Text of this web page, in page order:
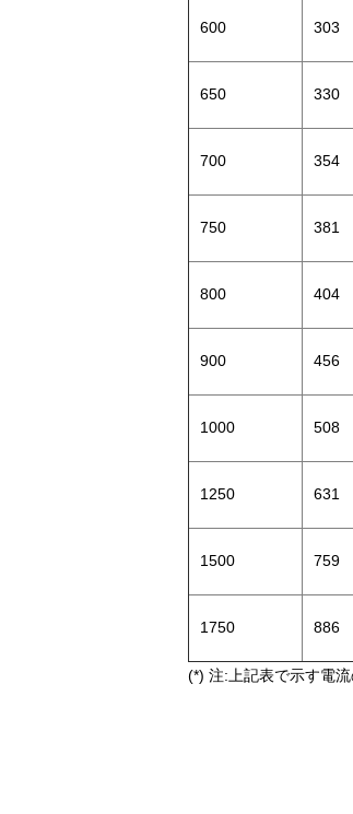
600 303
650 330
700 354
750 381
800 404
900 456
1000 508
1250 631
1500 759
1750 886
(*) 注:上記表で示す電